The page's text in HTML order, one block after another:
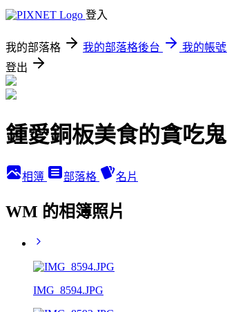
登入
我的部落格 我的部落格後台
我的帳號
登出
鍾愛銅板美食的貪吃鬼
相簿 部落格 名片
WM 的相簿照片
IMG_8594.JPG